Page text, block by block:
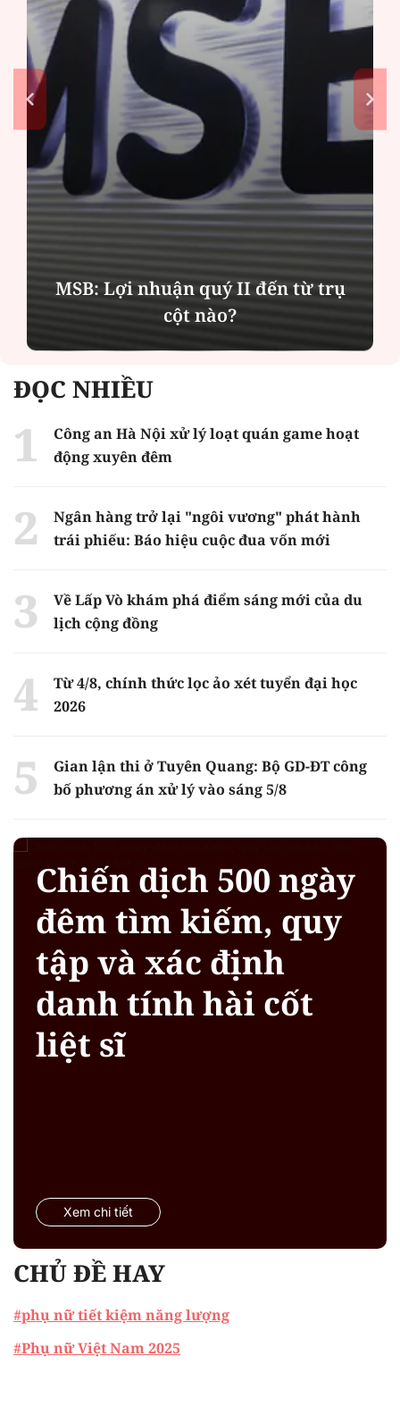
MSB: Lợi nhuận quý II đến từ trụ
cột nào?
ĐỌC NHIỀU
Công an Hà Nội xử lý loạt quán game hoạt
động xuyên đêm
Ngân hàng trở lại "ngôi vương" phát hành
trái phiếu: Báo hiệu cuộc đua vốn mới
Về Lấp Vò khám phá điểm sáng mới của du
lịch cộng đồng
Từ 4/8, chính thức lọc ảo xét tuyển đại học
2026
Gian lận thi ở Tuyên Quang: Bộ GD-ĐT công
bố phương án xử lý vào sáng 5/8
Chiến dịch 500 ngày
đêm tìm kiếm, quy
tập và xác định
danh tính hài cốt
liệt sĩ
Xem chi tiết
CHỦ ĐỀ HAY
#phụ nữ tiết kiệm năng lượng
#Phụ nữ Việt Nam 2025